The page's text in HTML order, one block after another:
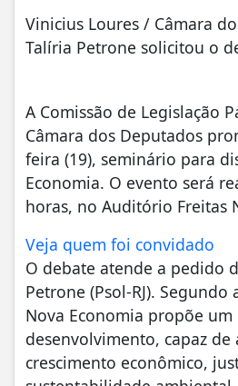
Vinicius Loures / Câmara
Talíria Petrone solicitou o
A Comissão de Legislação
Câmara dos Deputados
feira (19), seminário para
Economia. O evento será
horas, no Auditório Freitas
Veja quem foi convidado
O debate atende a pedido
Petrone (Psol-RJ). Segundo
Nova Economia propõe
desenvolvimento, capaz de
crescimento econômico,